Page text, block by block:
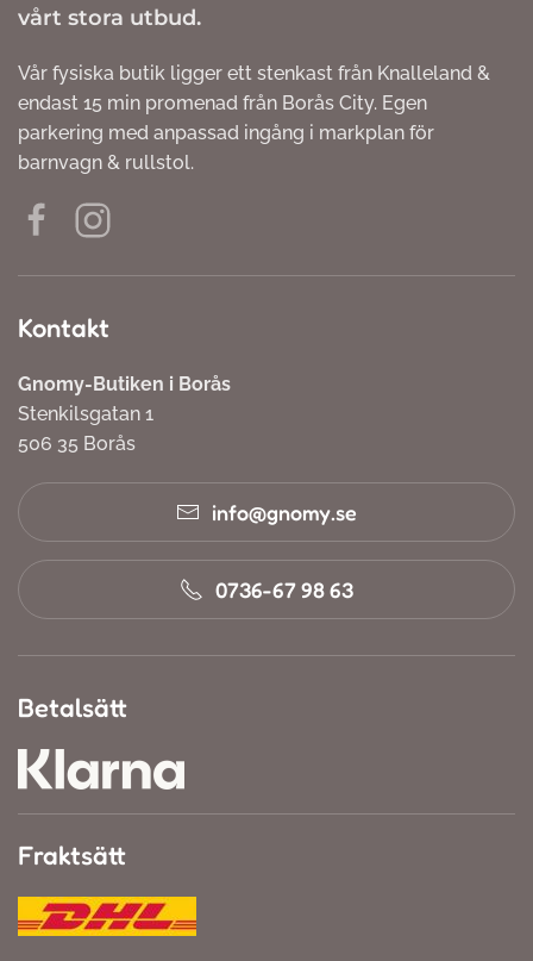
vårt stora utbud.
Vår fysiska butik ligger ett stenkast från Knalleland &
endast 15 min promenad från Borås City. Egen
parkering med anpassad ingång i markplan för
barnvagn & rullstol.
Kontakt
Gnomy-Butiken i Borås
Stenkilsgatan 1
506 35 Borås
info@gnomy.se
0736-67 98 63
Betalsätt
Fraktsätt